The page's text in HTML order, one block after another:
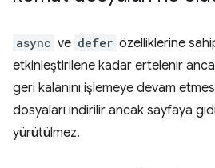
async ve defer özelliklerine
etkinleştirilene kadar ertelenir ancak
geri kalanını işlemeye devam
dosyaları indirilir ancak sayfaya
yürütülmez.